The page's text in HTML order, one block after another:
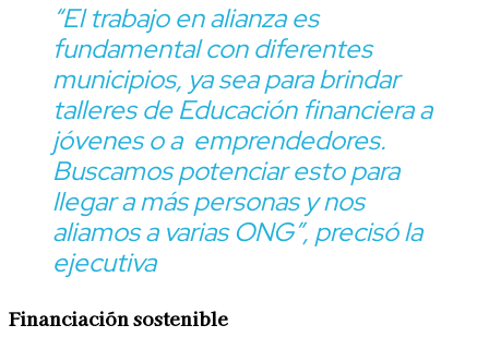
“El trabajo en alianza es
fundamental con diferentes
municipios, ya sea para brindar
talleres de Educación financiera a
jóvenes o a emprendedores.
Buscamos potenciar esto para
llegar a más personas y nos
aliamos a varias ONG”, precisó la
ejecutiva
Financiación sostenible